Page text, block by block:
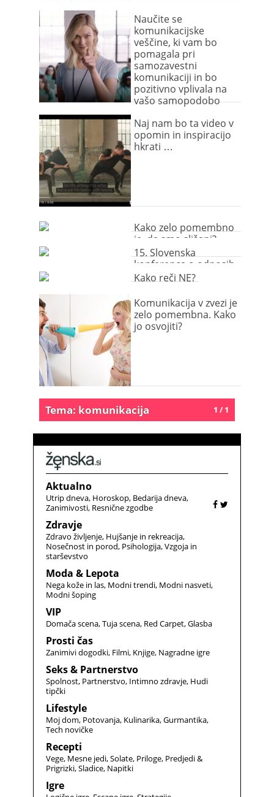
Naučite se
komunikacijske
veščine, ki vam bo
pomagala pri
samozavestni
komunikaciji in bo
pozitivno vplivala na
vašo samopodobo
Naj nam bo ta video v
opomin in inspiracijo
hkrati …
Kako zelo pomembno
je, da smo slišani?
15. Slovenska
konferenca o odnosih
z javnostmi – Komu
in zakaj?
Kako reči NE?
Komunikacija v zvezi je
zelo pomembna. Kako
jo osvojiti?
1 / 1
Tema: komunikacija
Aktualno
Utrip dneva Horoskop Bedarija dneva
Zanimivosti Resnične zgodbe
Zdravje
Zdravo življenje Hujšanje in rekreacija
Nosečnost in porod Psihologija Vzgoja in
starševstvo
Moda & Lepota
Nega kože in las Modni trendi Modni nasveti
Modni šoping
VIP
Domača scena Tuja scena Red Carpet Glasba
Prosti čas
Zanimivi dogodki Filmi Knjige Nagradne igre
Seks & Partnerstvo
Spolnost Partnerstvo Intimno zdravje Hudi
tipčki
Lifestyle
Moj dom Potovanja Kulinarika Gurmantika
Tech novičke
Recepti
Vege Mesne jedi Solate Priloge Predjedi &
Prigrizki Sladice Napitki
Igre